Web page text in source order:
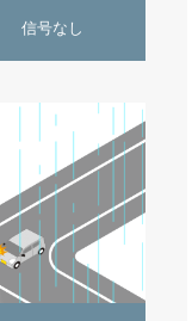
信号なし